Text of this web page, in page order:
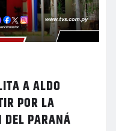
A ALDO
POR LA
DEL PARANÁ